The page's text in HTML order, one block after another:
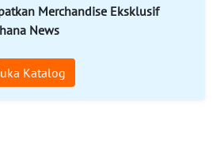
Merchandise Eksklusif
News
Katalog